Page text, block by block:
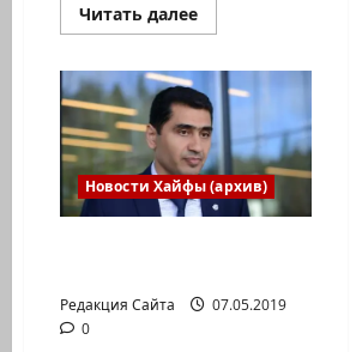
Читать далееПрочитать
больше
Форер
призвал
поддержать
фабрику,
находящуюся
на
грани
закрытия
из-
Новости Хайфы (архив)
Редакция Сайта
07.05.2019
0